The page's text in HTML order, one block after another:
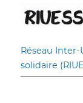
Réseau
solidaire